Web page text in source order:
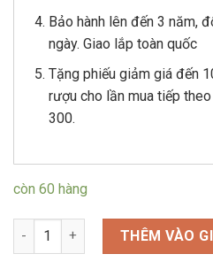
Bảo hành lên đến 3 năm,
ngày. Giao lắp toàn quốc
Tặng phiếu giảm giá đến
rượu cho lần mua tiếp
300.
còn 60 hàng
Nồi Nấu Rượu Bằng Điện 30 Kg
THÊM VÀO